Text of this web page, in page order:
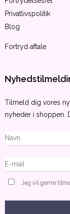
Privatlivspolitik
Blog
Fortryd aftale
Tilmeld dig vores
nyheder i shoppen.
Jeg vil gerne